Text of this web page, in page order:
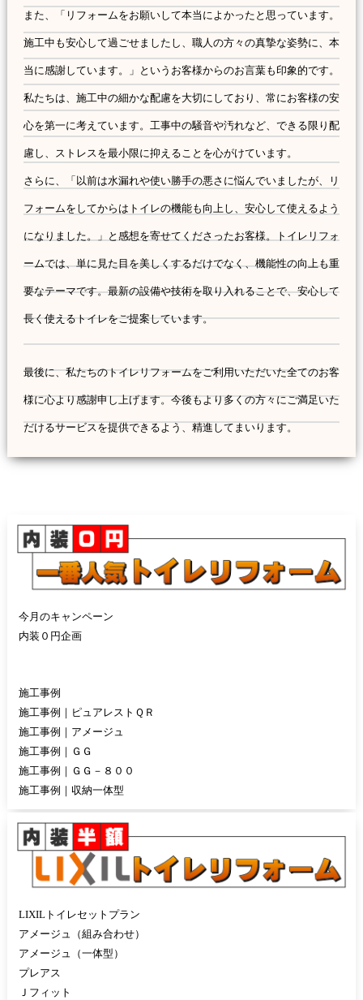
また、「リフォームをお願いして本当によかったと思っています。
施工中も安心して過ごせましたし、職人の方々の真摯な姿勢に、本
当に感謝しています。」というお客様からのお言葉も印象的です。
私たちは、施工中の細かな配慮を大切にしており、常にお客様の安
心を第一に考えています。工事中の騒音や汚れなど、できる限り配
慮し、ストレスを最小限に抑えることを心がけています。
さらに、「以前は水漏れや使い勝手の悪さに悩んでいましたが、リ
フォームをしてからはトイレの機能も向上し、安心して使えるよう
になりました。」と感想を寄せてくださったお客様。トイレリフォ
ームでは、単に見た目を美しくするだけでなく、機能性の向上も重
要なテーマです。最新の設備や技術を取り入れることで、安心して
長く使えるトイレをご提案しています。
最後に、私たちのトイレリフォームをご利用いただいた全てのお客
様に心より感謝申し上げます。今後もより多くの方々にご満足いた
だけるサービスを提供できるよう、精進してまいります。
今月のキャンペーン
内装０円企画
施工事例
施工事例｜ピュアレストＱＲ
施工事例｜アメージュ
施工事例｜ＧＧ
施工事例｜ＧＧ－８００
施工事例｜収納一体型
LIXILトイレセットプラン
アメージュ（組み合わせ）
アメージュ（一体型）
プレアス
Ｊフィット